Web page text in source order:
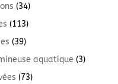
(34)
(113)
(39)
aquatique (3)
(73)